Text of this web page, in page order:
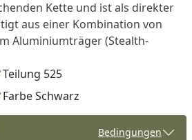
Kette und ist als direkter
aus einer Kombination von
Aluminiumträger (Stealth-
Teilung 525
Farbe Schwarz
Bedingungen